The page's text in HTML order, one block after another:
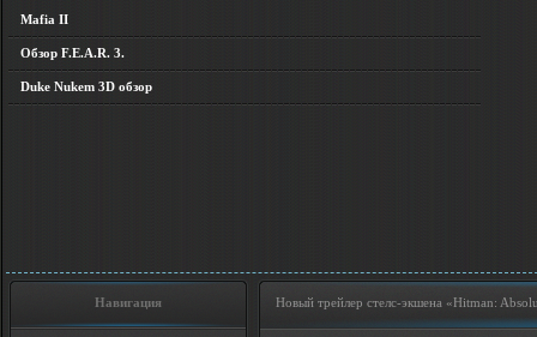
Mafia II
Обзор F.E.A.R. 3.
Duke Nukem 3D обзор
Навигация Новый трейлер стелс-экшена «Hitman: